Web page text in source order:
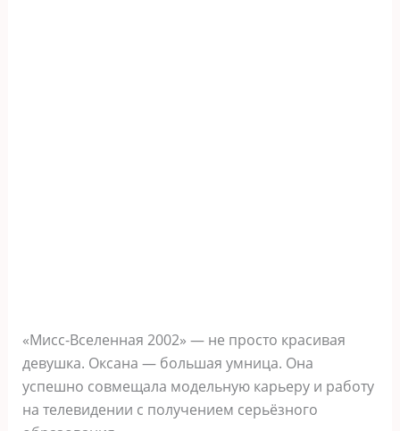
«Мисс-Вселенная 2002» — не просто красивая
девушка. Оксана — большая умница. Она
успешно совмещала модельную карьеру и работу
на телевидении с получением серьёзного